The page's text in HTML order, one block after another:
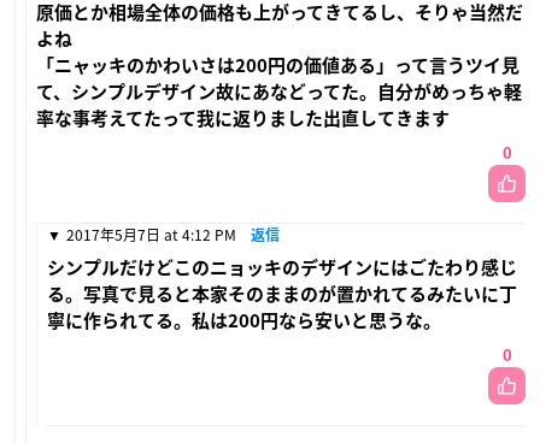
原価とか相場全体の価格も上がってきてるし、そりゃ当然だ
よね
「ニャッキのかわいさは200円の価値ある」って言うツイ見
て、シンプルデザイン故にあなどってた。自分がめっちゃ軽
率な事考えてたって我に返りました出直してきます
0
2017年5月7日 at 4:12 PM 返信
シンプルだけどこのニョッキのデザインにはごたわり感じ
る。写真で見ると本家そのままのが置かれてるみたいに丁
寧に作られてる。私は200円なら安いと思うな。
0